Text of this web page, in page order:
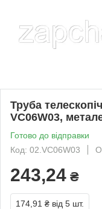
Труба
VC06W03,
Готово до відправки
Код: 02.VC06W03
243,24 ₴
174,91 ₴ від 5 шт.